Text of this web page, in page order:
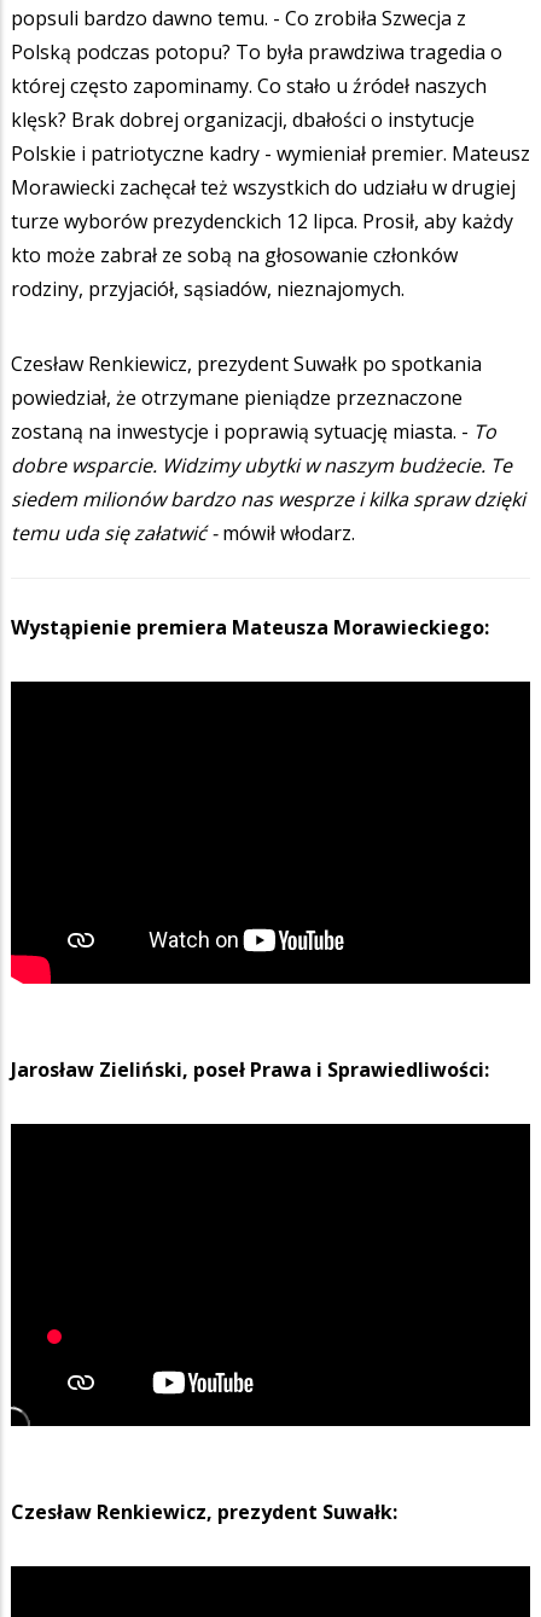
popsuli bardzo dawno temu. - Co zrobiła Szwecja z
Polską podczas potopu? To była prawdziwa tragedia o
której często zapominamy. Co stało u źródeł naszych
klęsk? Brak dobrej organizacji, dbałości o instytucje
Polskie i patriotyczne kadry - wymieniał premier. Mateusz
Morawiecki zachęcał też wszystkich do udziału w drugiej
turze wyborów prezydenckich 12 lipca. Prosił, aby każdy
kto może zabrał ze sobą na głosowanie członków
rodziny, przyjaciół, sąsiadów, nieznajomych.
Czesław Renkiewicz, prezydent Suwałk po spotkania
powiedział, że otrzymane pieniądze przeznaczone
zostaną na inwestycje i poprawią sytuację miasta. - To
dobre wsparcie. Widzimy ubytki w naszym budżecie. Te
siedem milionów bardzo nas wesprze i kilka spraw dzięki
temu uda się załatwić -mówił włodarz.
Wystąpienie premiera Mateusza Morawieckiego:
Jarosław Zieliński, poseł Prawa i Sprawiedliwości:
Czesław Renkiewicz, prezydent Suwałk: